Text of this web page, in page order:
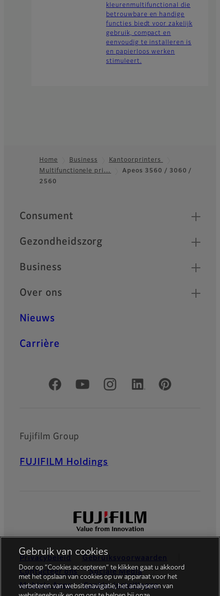
kleurenmultifunctional die
betrouwbare en handige
functies biedt voor zakelijk
gebruik, compact en
eenvoudig te installeren is
en papierloos werken
stimuleert.
Footer
Home Business
Kantoorprinters
Multifunctionele pri…
Apeos 3560 / 3060 /
2560
Quick Links
Consument
Gezondheidszorg
Business
Over ons
Nieuws
Carrière
Officiële sociale media
Fujifilm Group
FUJIFILM Holdings
Privacybeleid
Gebruiksvoorwaarden
Contacteer ons
Sociale Media
Mobiele Apps
Cookie-instellingen
Gebruik van cookies
Door op “Cookies accepteren” te klikken gaat u akkoord
met het opslaan van cookies op uw apparaat voor het
verbeteren van websitenavigatie, het analyseren van